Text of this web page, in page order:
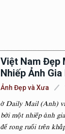
Việt Nam Đẹp
Nhiếp Ảnh Gia
Ảnh Đẹp và Xưa
ờ Daily Mail (Anh)
bởi một nhiếp ảnh
để rong ruổi trên